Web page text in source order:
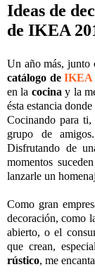
Ideas de
de IKEA
Un año más,
catálogo deIKEA
en la cocinay la
ésta estancia
Cocinando para
grupo de
Disfrutando de
momentos
lanzarle un
Como gran
decoración, como
abierto, o el
que crean,
rústico, me